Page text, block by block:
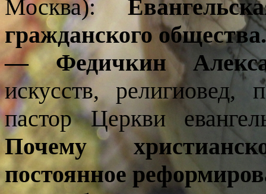
Москва):
гражданского общества.
— Федичкин
искусств, религиовед,
пастор Церкви
Почему
постоянное